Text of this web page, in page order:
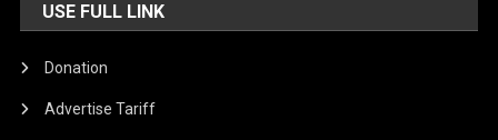
USE FULL LINK
Donation
Advertise Tariff